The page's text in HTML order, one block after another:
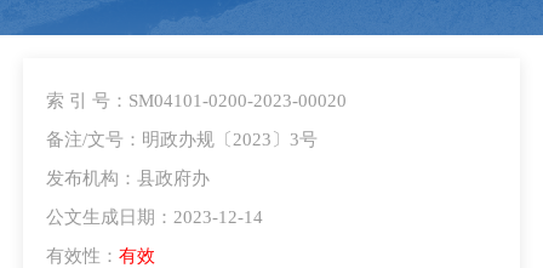
索 引 号：SM04101-0200-2023-00020
备注/文号：明政办规〔2023〕3号
发布机构：县政府办
公文生成日期：2023-12-14
有效性： 有效